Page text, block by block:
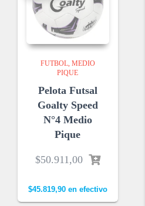
FUTBOL MEDIO
PIQUE
Pelota Futsal
Goalty Speed
N°4 Medio
Pique
$50.911,00
$45.819,90en efectivo